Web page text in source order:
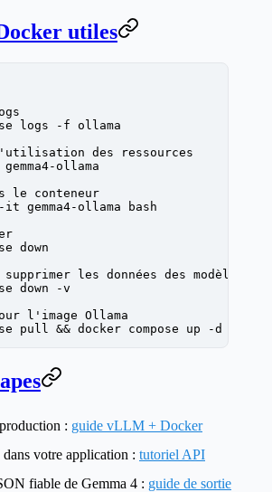
utiles
logs -f ollama
des ressources
gemma4-ollama
le conteneur
it gemma4-ollama bash
down
les données des modèles
down -v
l'image Ollama
pull && docker compose up -d
: guide vLLM + Docker
votre application : tutoriel API
fiable de Gemma 4 : guide de sortie